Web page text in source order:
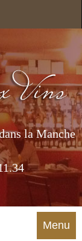
la Manche
Menu